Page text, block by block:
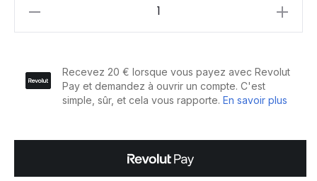
Off
Premium
5.5"